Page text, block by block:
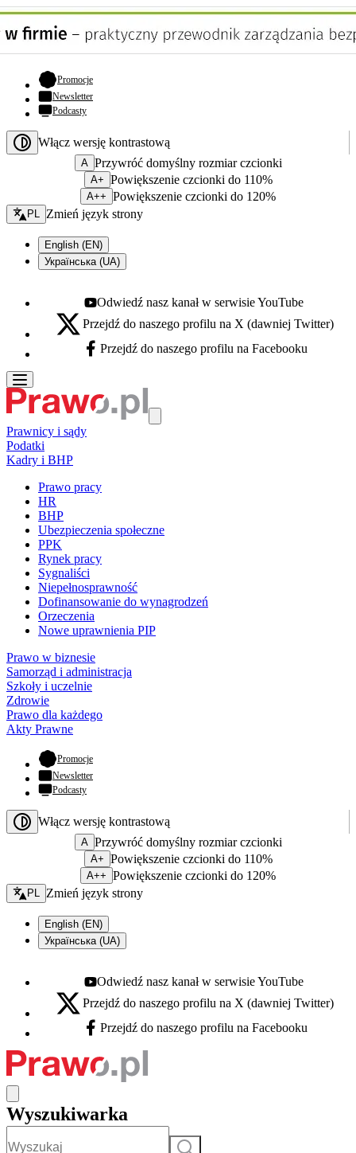
Promocje- otwiera się w nowej karcie
Newsletter
Podcasty
Włącz wersję kontrastową
A Przywróć domyślny rozmiar czcionki
A+ Powiększenie czcionki do 110%
A++ Powiększenie czcionki do 120%
Zmień język - bieżący:
PL Zmień język strony
English (EN)
Українська (UA)
Youtube - otwiera się w nowej karcie
Odwiedź nasz kanał w serwisie YouTube
X - otwiera się w nowej karcie
Przejdź do naszego profilu na X (dawniej Twitter)
Facebook - otwiera się w nowej karcie
Przejdź do naszego profilu na Facebooku
Prawnicy i sądy
Podatki
Kadry i BHP
Prawo pracy
HR
BHP
Ubezpieczenia społeczne
PPK
Rynek pracy
Sygnaliści
Niepełnosprawność
Dofinansowanie do wynagrodzeń
Orzeczenia
Nowe uprawnienia PIP
Prawo w biznesie
Samorząd i administracja
Szkoły i uczelnie
Zdrowie
Prawo dla każdego
Akty Prawne
Promocje- otwiera się w nowej karcie
Newsletter
Podcasty
Włącz wersję kontrastową
A Przywróć domyślny rozmiar czcionki
A+ Powiększenie czcionki do 110%
A++ Powiększenie czcionki do 120%
Zmień język - bieżący:
PL Zmień język strony
English (EN)
Українська (UA)
Youtube - otwiera się w nowej karcie
Odwiedź nasz kanał w serwisie YouTube
X - otwiera się w nowej karcie
Przejdź do naszego profilu na X (dawniej Twitter)
Facebook - otwiera się w nowej karcie
Przejdź do naszego profilu na Facebooku
Wyszukiwarka
Szukaj